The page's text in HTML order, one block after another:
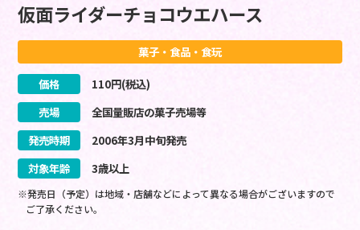
仮面ライダーチョコウエハース
菓子・食品・食玩
価格 110円(税込)
売場
全国量販店の菓子売場等
発売時期
2006年3月中旬発売
対象年齢
3歳以上
※発売日（予定）は地域・店舗などによって異なる場合がございますので
ご了承ください。